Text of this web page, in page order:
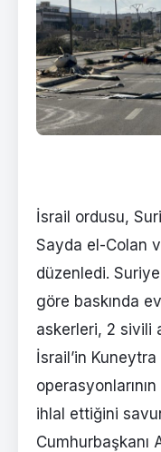
İsrail ordusu,
Sayda el-Colan
düzenledi.
göre baskında
askerleri, 2 sivili
İsrail’in Kuneytra
operasyonlarının
ihlal ettiğini
Cumhurbaşkanı